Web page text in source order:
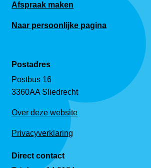
Afspraak maken
Naar persoonlijke pagina
Postadres
Postbus 16
3360AA Sliedrecht
Over deze website
Privacyverklaring
Direct contact